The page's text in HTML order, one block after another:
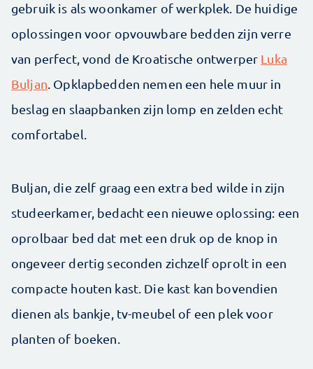
gebruik is als woonkamer of werkplek. De huidige
oplossingen voor opvouwbare bedden zijn verre
van perfect, vond de Kroatische ontwerper Luka
Buljan . Opklapbedden nemen een hele muur in
beslag en slaapbanken zijn lomp en zelden echt
comfortabel.
Buljan, die zelf graag een extra bed wilde in zijn
studeerkamer, bedacht een nieuwe oplossing: een
oprolbaar bed dat met een druk op de knop in
ongeveer dertig seconden zichzelf oprolt in een
compacte houten kast. Die kast kan bovendien
dienen als bankje, tv-meubel of een plek voor
planten of boeken.